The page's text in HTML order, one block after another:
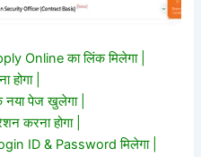
Online का लिंक मिलेगा |
|
पेज खुलेगा |
करना होगा |
ID & Password मिलेगा |